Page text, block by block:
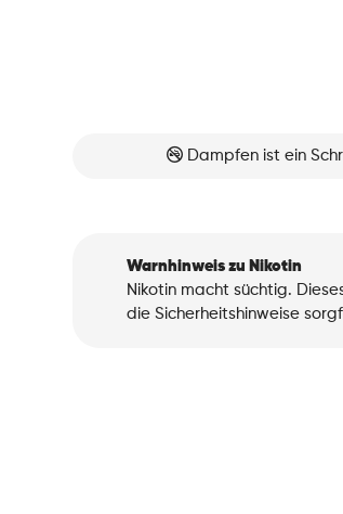
Dampfen ist ein
Warnhinweis zu Nikotin
Nikotin macht süchtig.
die Sicherheitshinweise